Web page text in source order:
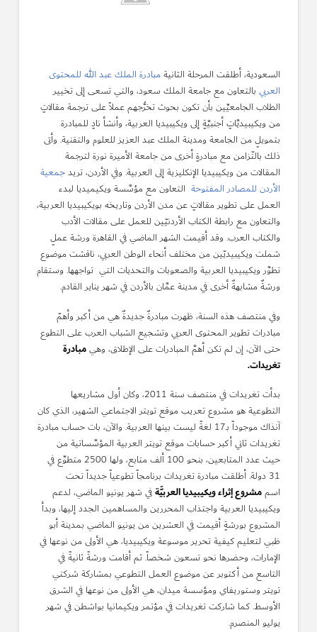
السعودية، أطلقت المرحلة الثانيةمبادرة الملك عبد الله للمحتوى
العربيبالتعاون مع جامعة الملك سعود، والتي تسعى إلى تخيير
الطلاب الجامعيِّين بأن تكون بحوث تخرُّجهم عملاً على ترجمة مقالاتٍ
من ويكيبيديَّاتٍ أجنبيَّةٍ إلى ويكيبيديا العربية، وأنشأ نادٍ للمبادرة
بتمويلٍ من الجامعة ومدينة الملك عبد العزيز للعلوم والتقنية. وأتى
ذلك بالتّزامن مع مبادرةٍ أخرى من جامعة الأميرة نورة لترجمة
المقالات من ويكيبيديا الإنكليزية إلى العربية. وفي الأردن، تريدجمعية
الأردن للمصادر المفتوحةالتعاون مع مؤسَّسة ويكيميديا لبدء
العمل على تطوير مقالاتٍ عن مدن الأردن وتاريخه بويكيبيديا العربية،
والتعاون مع رابطة الكتاب الأردنيّين للعمل على مقالات الأدب
والكتاب العرب. وقد أقيمت الشهر الماضي في القاهرة ورشة عملٍ
شملت ويكيبيديّين من مختلف أنحاء الوطن العربي، ناقشت موضوع
تطوَّر ويكيبيديا العربية والصعوبات والتحديات التي تواجهها. وستقام
ورشةٌ مشابهةٌ أخرى في مدينة عمَّان بالأردن في شهر يناير القادم.
وفي منتصف هذه السنة، ظهرت مبادرةٌ جديدةٌ هي من أكبر وأهمّ
مبادرات تطوير المحتوى العربي وتشجيع الشباب العرب على التطوع
حتى الآن، إن لم تكن أهمَّ المبادرات على الإطلاق، وهيمبادرة
تغريدات.
بدأت تغريدات في منتصف سنة 2011، وكان أول مشاريعها
التطوعية هو مشروع تعريب موقع تويتر الاجتماعي الشهير، الذي كان
آنذاك موجوداً بـ17 لغةً ليست بينها العربية. والآن، بات حساب مبادرة
تغريدات ثاني أكبر حسابات موقع تويتر العربية المؤسَّساتية من
حيث عدد المتابعين، بنحو 100 ألف متابع، ولها 2500 متطوِّع في
31 دولة. أطلقت مبادرة تغريدات برنامجاً تطوعياً جديداً تحت
اسممشروع إثراء ويكيبيديا العربيَّةفي شهر يونيو الماضي، لدعم
ويكيبيديا العربية واجتذاب المحررين والمساهمين الجدد إليها، وبدأ
المشروع بورشةٍ أقيمت في العشرين من يونيو الماضي بمدينة أبو
ظبي لتعليم كيفية تحرير موسوعة ويكيبيديا، هي الأولى من نوعها في
الإمارات، وحضرها نحو تسعون شخصاً. ثم أقامت ورشةً ثانيةً في
التاسع من أكتوبر عن موضوع العمل التطوعي بمشاركة شركتي
تويتر وستوريفاي ومؤسسة ميدان، هي الأولى من نوعها في الشرق
الأوسط. كما شاركت تغريدات في مؤتمر ويكيمانيا بواشطن في شهر
يوليو المنصرم.